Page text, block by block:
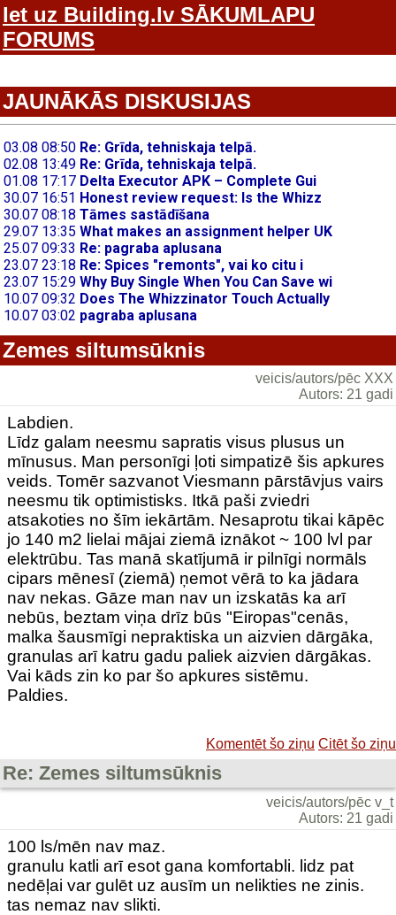
Iet uz Building.lv SĀKUMLAPU
FORUMS
JAUNĀKĀS DISKUSIJAS
Zemes siltumsūknis
veicis/autors/pēc XXX
Autors: 21 gadi
Labdien.
Līdz galam neesmu sapratis visus plusus un
mīnusus. Man personīgi ļoti simpatizē šis apkures
veids. Tomēr sazvanot Viesmann pārstāvjus vairs
neesmu tik optimistisks. Itkā paši zviedri
atsakoties no šīm iekārtām. Nesaprotu tikai kāpēc
jo 140 m2 lielai mājai ziemā iznākot ~ 100 lvl par
elektrūbu. Tas manā skatījumā ir pilnīgi normāls
cipars mēnesī (ziemā) ņemot vērā to ka jādara
nav nekas. Gāze man nav un izskatās ka arī
nebūs, beztam viņa drīz būs "Eiropas"cenās,
malka šausmīgi nepraktiska un aizvien dārgāka,
granulas arī katru gadu paliek aizvien dārgākas.
Vai kāds zin ko par šo apkures sistēmu.
Paldies.
Komentēt šo ziņu Citēt šo ziņu
Re: Zemes siltumsūknis
veicis/autors/pēc v_t
Autors: 21 gadi
100 ls/mēn nav maz.
granulu katli arī esot gana komfortabli. lidz pat
nedēļai var gulēt uz ausīm un nelikties ne zinis.
tas nemaz nav slikti.